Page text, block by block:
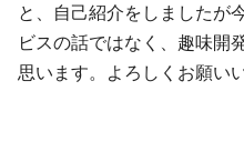
と、自己紹介をしましたが
ビスの話ではなく、趣味開
思います。よろしくお願い